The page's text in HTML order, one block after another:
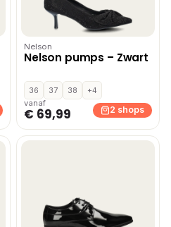
Nelson
Nelson pumps – Zwart
36 37 38
+4
vanaf
€ 69,99 2 shops